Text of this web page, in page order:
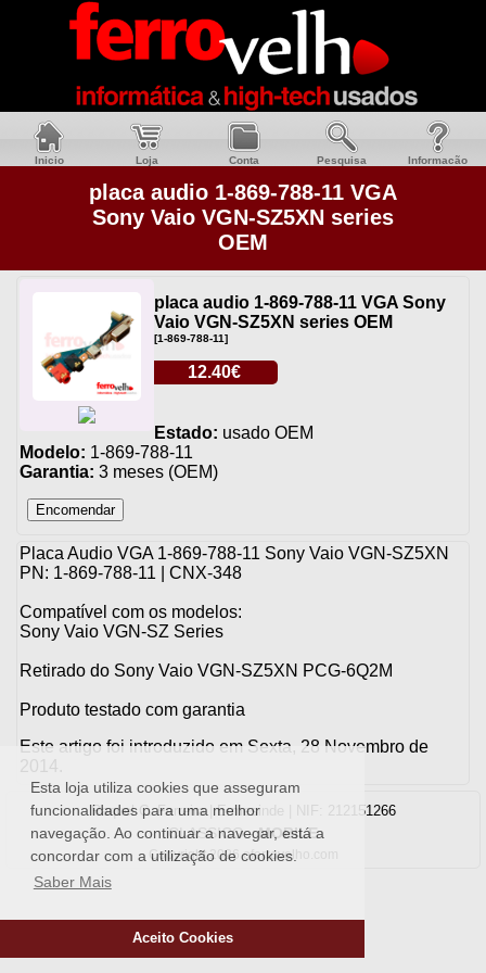
Esta loja utiliza cookies que asseguram
funcionalidades para uma melhor
navegação. Ao continuar a navegar, está a
concordar com a utilização de cookies.
Saber Mais
Aceito Cookies
Inicio Loja Conta Pesquisa Informacão
placa audio 1-869-788-11 VGA
Sony Vaio VGN-SZ5XN series
OEM
placa audio 1-869-788-11 VGA Sony
Vaio VGN-SZ5XN series OEM
[1-869-788-11]
12.40€
Estado: usado OEM
Modelo: 1-869-788-11
Garantia: 3 meses (OEM)
Placa Audio VGA 1-869-788-11 Sony Vaio VGN-SZ5XN
PN: 1-869-788-11 | CNX-348
Compatível com os modelos:
Sony Vaio VGN-SZ Series
Retirado do Sony Vaio VGN-SZ5XN PCG-6Q2M
Produto testado com garantia
Este artigo foi introduzido em Sexta, 28 Novembro de
2014.
Raquel C. Ferreira | Ermesinde | NIF: 212151266
CLASSICO-MOBILE
Copyright 2026 oferrovelho.com